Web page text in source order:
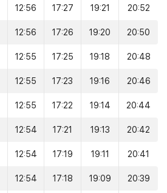
12:56 17:27 19:21 20:52
12:56 17:26 19:20 20:50
12:55 17:25 19:18 20:48
12:55 17:23 19:16 20:46
12:55 17:22 19:14 20:44
12:54 17:21 19:13 20:42
12:54 17:19 19:11 20:41
12:54 17:18 19:09 20:39